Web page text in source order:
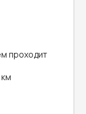
проходит